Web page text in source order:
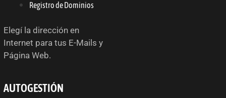
Registro de Dominios
Elegí la dirección en
Internet para tus E-Mails y
Página Web.
AUTOGESTIÓN